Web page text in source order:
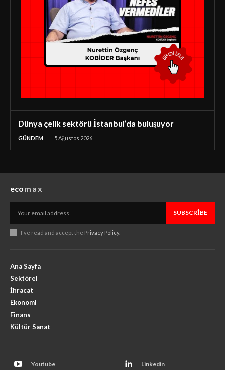
Dünya çelik sektörü İstanbul’da buluşuyor
GÜNDEM 5 Ağustos 2026
ecomax
SUBSCRIBE
I've read and accept the Privacy Policy.
Ana Sayfa
Sektörel
İhracat
Ekonomi
Finans
Kültür Sanat
Youtube Linkedin